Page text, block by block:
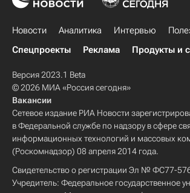
Новости Аналитика Интервью
Спецпроекты
Реклама Продукты и
Версия 2023.1 Beta
© 2026 МИА «Россия сегодня»
Вакансии
Сетевое издание РИА Новости
в Федеральной службе по надзору в сфере
информационных технологий и массовых
(Роскомнадзор) 08 апреля 2014 года.
Свидетельство о регистрации Эл № ФС77-
Учредитель: Федеральное государственное